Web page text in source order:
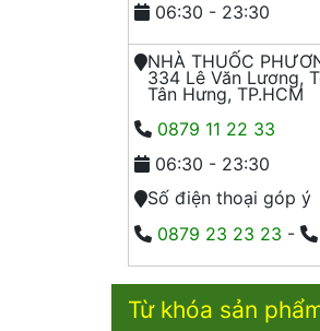
06:30 - 23:30
NHÀ THUỐC
334 Lê Văn Lương,
Tân Hưng, TP.HCM
0879 11 22 33
06:30 - 23:30
Số điện thoại góp ý
0879 23 23 23 -
Từ khóa sản